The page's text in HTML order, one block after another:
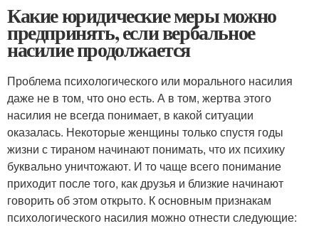
Какие юридические меры можно
предпринять, если вербальное
насилие продолжается
Проблема психологического или морального насилия
даже не в том, что оно есть. А в том, жертва этого
насилия не всегда понимает, в какой ситуации
оказалась. Некоторые женщины только спустя годы
жизни с тираном начинают понимать, что их психику
буквально уничтожают. И то чаще всего понимание
приходит после того, как друзья и близкие начинают
говорить об этом открыто. К основным признакам
психологического насилия можно отнести следующие: